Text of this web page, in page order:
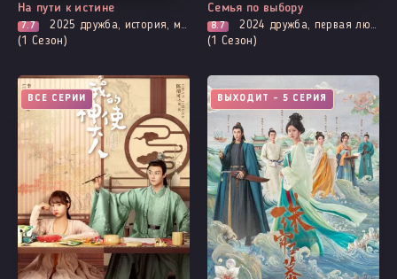
На пути к истине
7.7 2025 дружба, история, мистика, расследование, про призраков, демонов и сверхъестественное, триллер, смерть
(1 Сезон)
Семья по выбору
8.7 2024 дружба, первая любовь, комедия, мелодрама, про молодость и любовь, броманс, романтика
(1 Сезон)
ВСЕ СЕРИИ ВЫХОДИТ - 5 СЕРИЯ